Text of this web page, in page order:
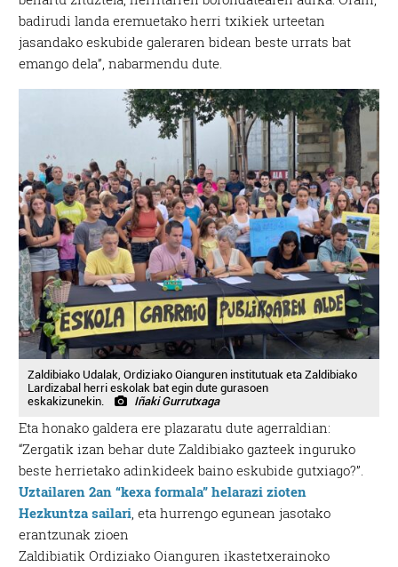
badirudi landa eremuetako herri txikiek urteetan
jasandako eskubide galeraren bidean beste urrats bat
emango dela”, nabarmendu dute.
Zaldibiako Udalak, Ordiziako Oianguren institutuak eta Zaldibiako
Lardizabal herri eskolak bat egin dute gurasoen
eskakizunekin.
Iñaki Gurrutxaga
Eta honako galdera ere plazaratu dute agerraldian:
“Zergatik izan behar dute Zaldibiako gazteek inguruko
beste herrietako adinkideek baino eskubide gutxiago?”.
Uztailaren 2an “kexa formala” helarazi zioten
Hezkuntza sailari, eta hurrengo egunean jasotako
erantzunak zioen
Zaldibiatik Ordiziako Oianguren ikastetxerainoko